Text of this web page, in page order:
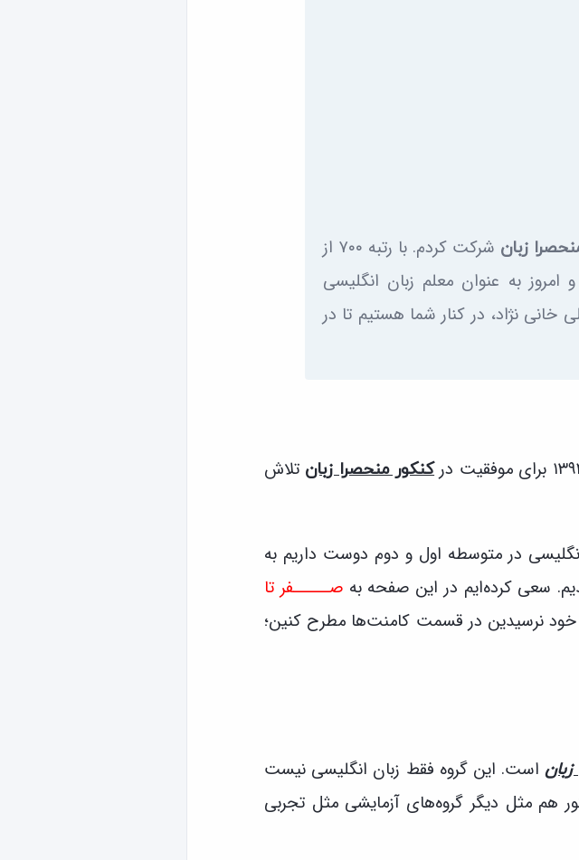
زبان
شرکت کردم. با رتبه ۷۰۰ از
به عنوان معلم زبان انگلیسی
نژاد، در کنار شما هستیم تا در
کنکور منحصرا زبان تلاش
زبان انگلیسی در متوسطه اول و دوم دوست داریم به
سعی کرده‌ایم در این صفحه بهصـــــفر تا
خود نرسیدین در قسمت کامنت‌ها مطرح کنین؛
است. این گروه فقط زبان انگلیسی نیست
هم مثل دیگر گروه‌های آزمایشی مثل تجربی